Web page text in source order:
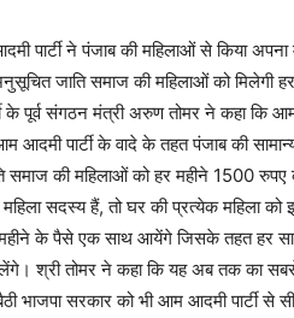
पार्टी ने पंजाब की महिलाओं से किया अपना
जाति समाज की महिलाओं को मिलेगी हर
के पूर्व संगठन मंत्री अरुण तोमर ने कहा कि
आदमी पार्टी के वादे के तहत पंजाब की
की महिलाओं को हर महीने 1500 रुपए
सदस्य हैं, तो घर की प्रत्येक महिला को
के पैसे एक साथ आयेंगे जिसके तहत हर
श्री तोमर ने कहा कि यह अब तक का
भाजपा सरकार को भी आम आदमी पार्टी